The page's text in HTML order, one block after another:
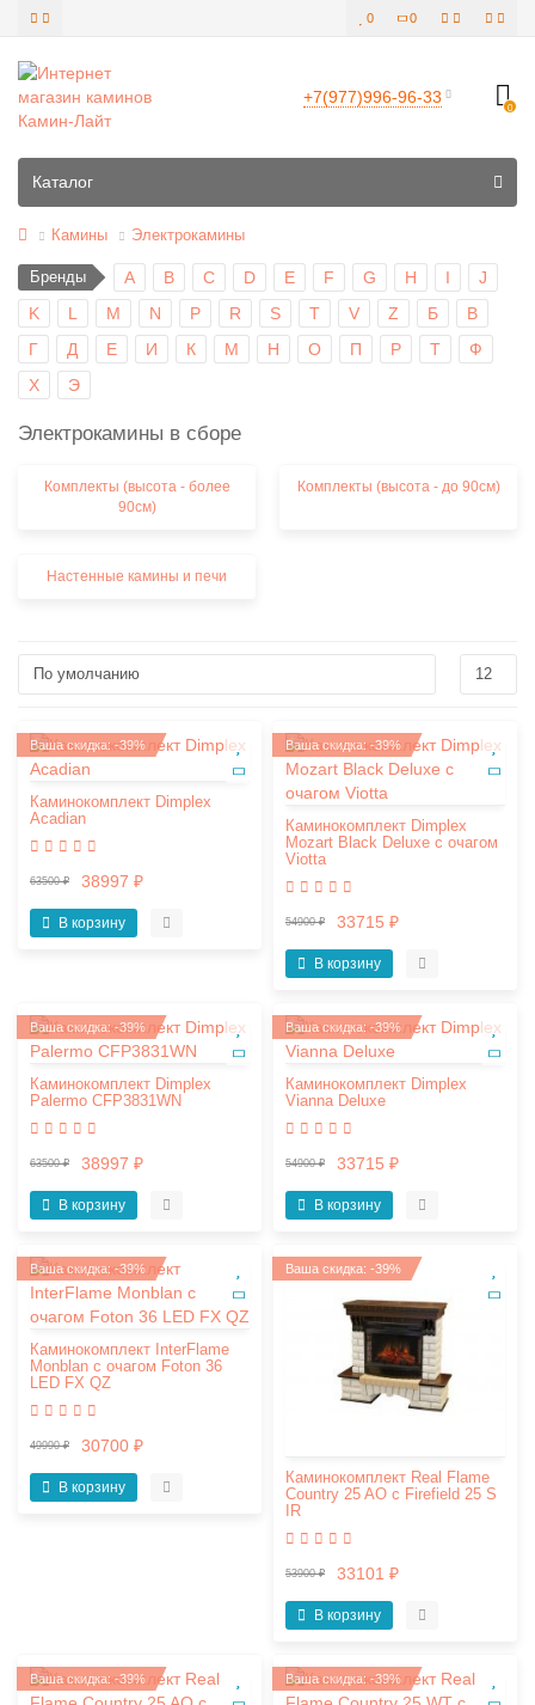
0
0
+7(977)996-96-33
0
Каталог
Камины Электрокамины
Бренды A B C D E F G H I
J
K
L M N P R S T V Z Б
В
Г
Д Е И К М Н О П Р Т
Ф
Х
Э
Электрокамины в сборе
Комплекты (высота - более
90см)
Комплекты (высота - до 90см)
Настенные камины и печи
Ваша скидка: -39%
Каминокомплект Dimplex
Acadian
63500 ₽ 38997 ₽
В корзину
Ваша скидка: -39%
Каминокомплект Dimplex
Mozart Black Deluxe с очагом
Viotta
54900 ₽ 33715 ₽
В корзину
Ваша скидка: -39%
Каминокомплект Dimplex
Palermo CFP3831WN
63500 ₽ 38997 ₽
В корзину
Ваша скидка: -39%
Каминокомплект Dimplex
Vianna Deluxe
54900 ₽ 33715 ₽
В корзину
Ваша скидка: -39%
Каминокомплект InterFlame
Monblan с очагом Foton 36
LED FX QZ
49990 ₽ 30700 ₽
В корзину
Ваша скидка: -39%
Каминокомплект Real Flame
Country 25 AO с Firefield 25 S
IR
53900 ₽ 33101 ₽
В корзину
Ваша скидка: -39% Ваша скидка: -39%